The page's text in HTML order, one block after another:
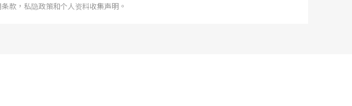
款，私隐政策和个人资料收集声明。